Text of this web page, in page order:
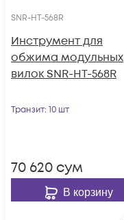
SNR-HT-568R
Инструмент для
обжима модульных
вилок SNR-HT-568R
Транзит: 10 шт
70 620 сум
В корзину